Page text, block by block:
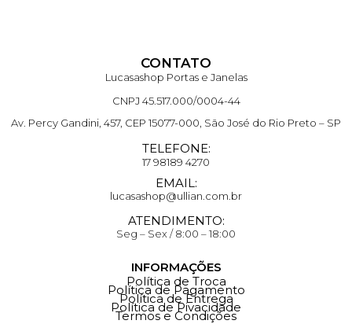
CONTATO
Lucasashop Portas e Janelas
CNPJ 45.517.000/0004-44
Av. Percy Gandini, 457, CEP 15077-000, São José do Rio Preto – SP
TELEFONE:
17 98189 4270
EMAIL:
lucasashop@ullian.com.br
ATENDIMENTO:
Seg – Sex / 8:00 – 18:00
INFORMAÇÕES
Política de Troca
Política de Pagamento
Política de Entrega
Política de Pivacidade
Termos e Condições